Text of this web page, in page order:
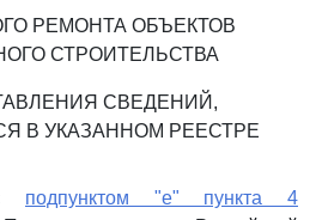
РЕМОНТА ОБЪЕКТОВ
СТРОИТЕЛЬСТВА
СВЕДЕНИЙ,
В УКАЗАННОМ РЕЕСТРЕ
подпунктом "е" пункта 4